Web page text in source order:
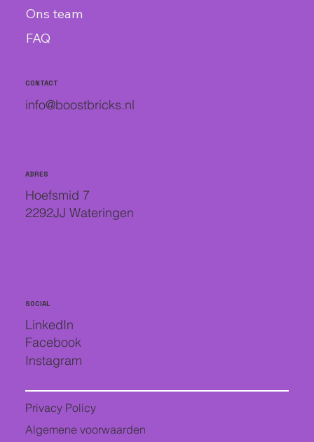
Ons team
FAQ
CONTACT
info@boostbricks.nl
ADRES
Hoefsmid 7
2292JJ Wateringen
SOCIAL
LinkedIn
Facebook
Instagram
Privacy Policy
Algemene voorwaarden